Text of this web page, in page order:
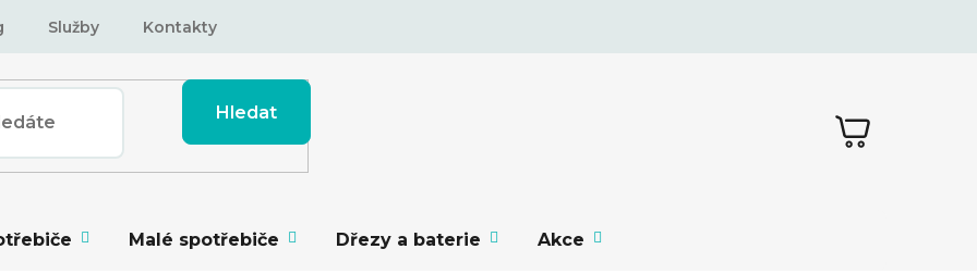
Služby Kontakty
Hledat
NÁKUPNÍ
KOŠÍK
Malé spotřebiče Dřezy a baterie Akce